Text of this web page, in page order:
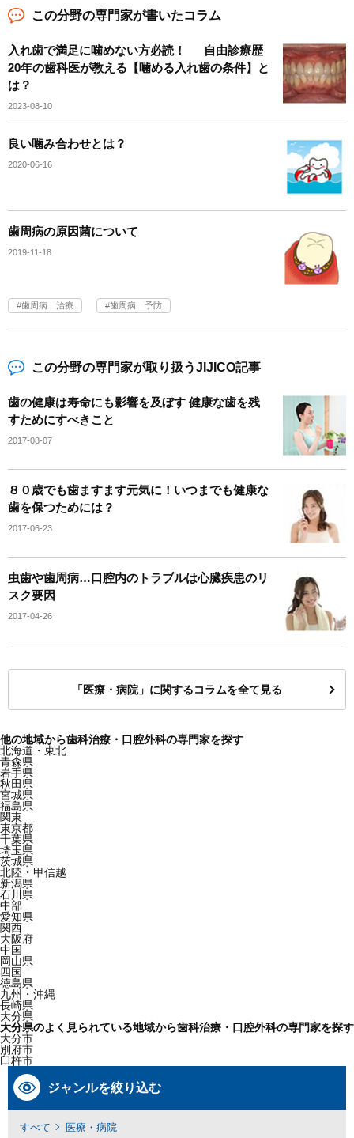
この分野の専門家が書いたコラム
入れ歯で満足に噛めない方必読！ 自由診療歴
20年の歯科医が教える【噛める入れ歯の条件】と
は？
2023-08-10
良い噛み合わせとは？
2020-06-16
歯周病の原因菌について
2019-11-18
歯周病 治療 歯周病 予防
この分野の専門家が取り扱うJIJICO記事
歯の健康は寿命にも影響を及ぼす 健康な歯を残
すためにすべきこと
2017-08-07
８０歳でも歯ますます元気に！いつまでも健康な
歯を保つためには？
2017-06-23
虫歯や歯周病…口腔内のトラブルは心臓疾患のリ
スク要因
2017-04-26
「医療・病院」に関するコラムを全て見る
他の地域から歯科治療・口腔外科の専門家を探す
北海道・東北
青森県
岩手県
秋田県
宮城県
福島県
関東
東京都
千葉県
埼玉県
茨城県
北陸・甲信越
新潟県
石川県
中部
愛知県
関西
大阪府
中国
岡山県
四国
徳島県
九州・沖縄
長崎県
大分県
大分県のよく見られている地域から歯科治療・口腔外科の専門家を探す
大分市
別府市
臼杵市
ジャンルを絞り込む
すべて 医療・病院